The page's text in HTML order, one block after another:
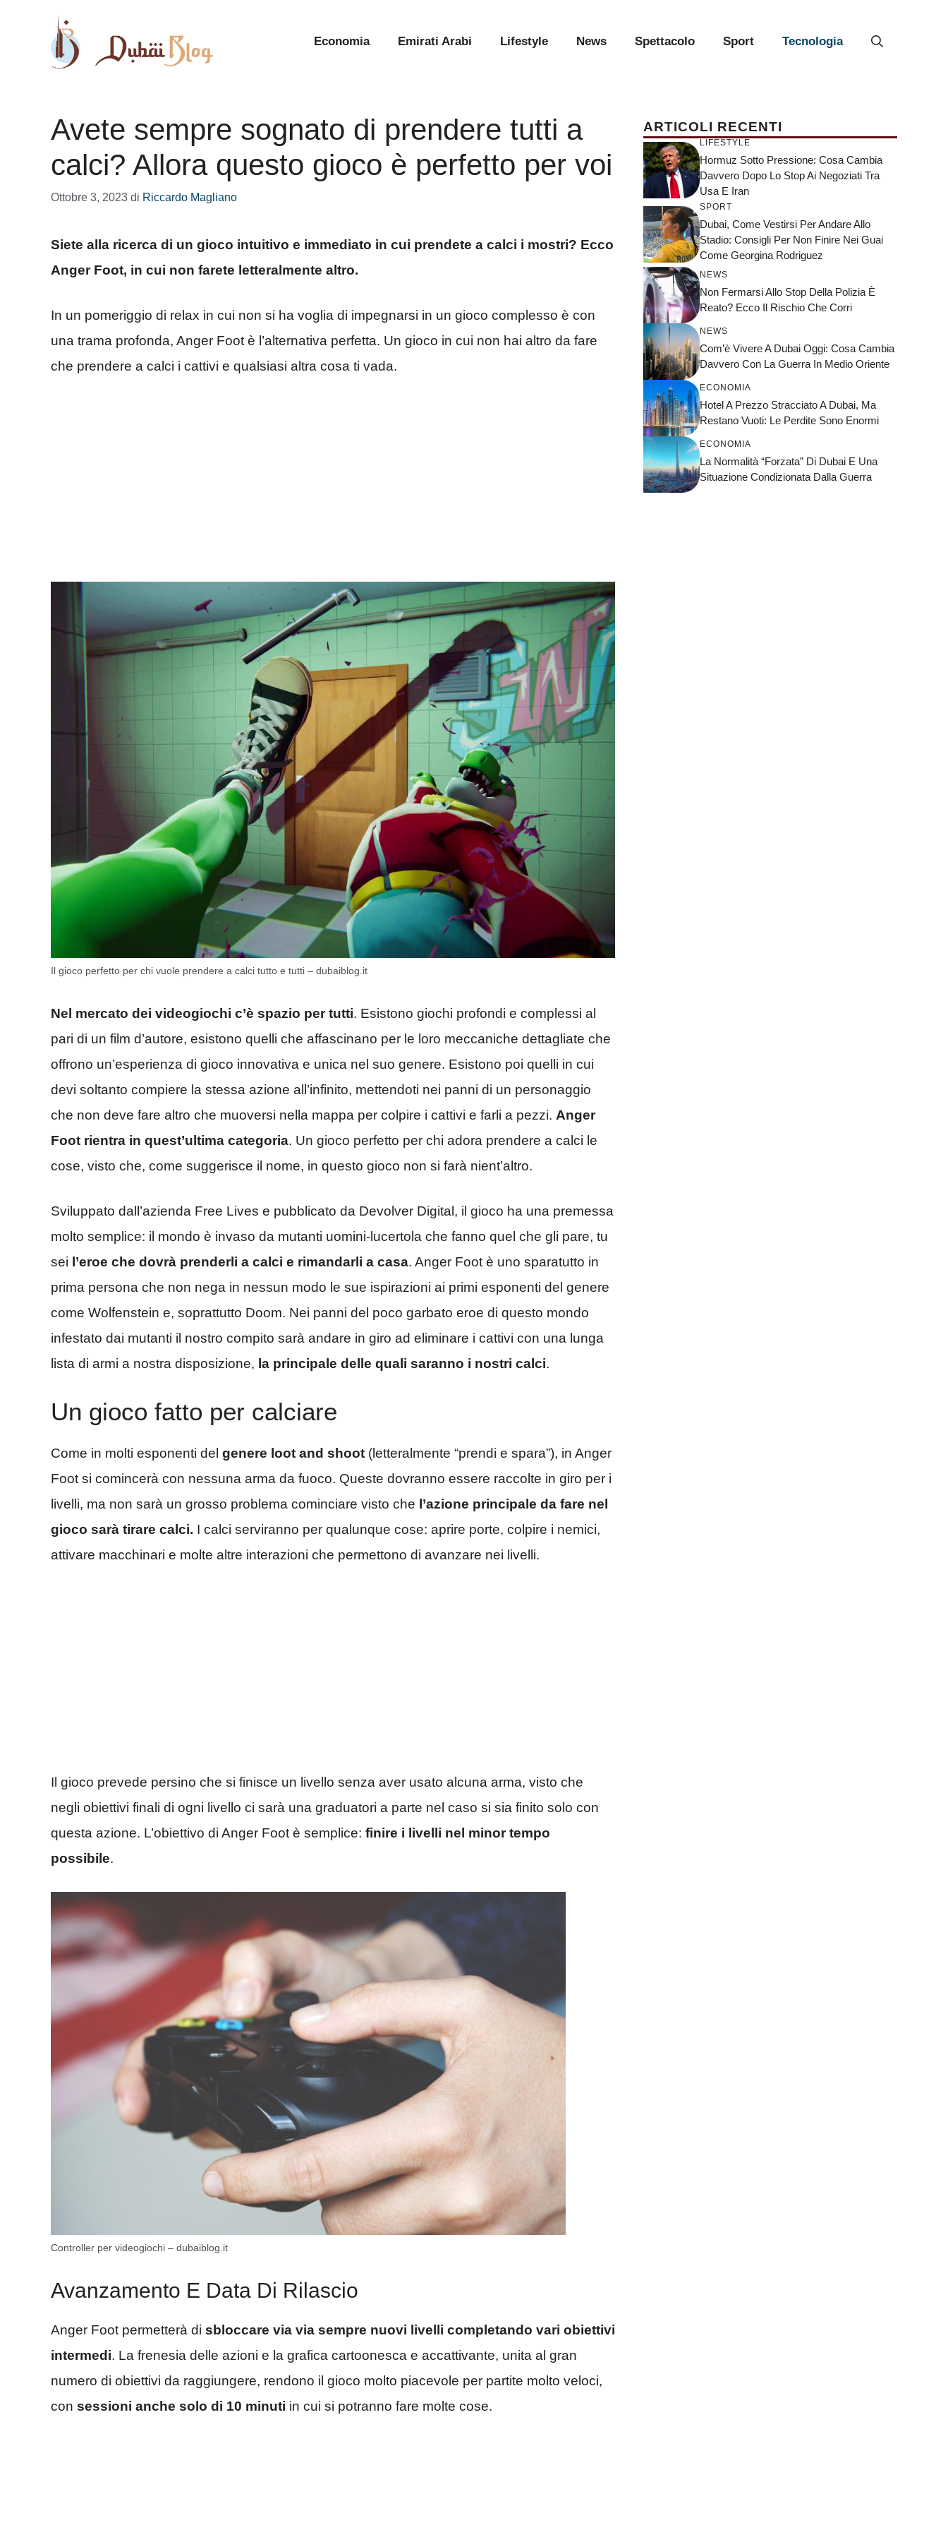
contenuto
Economia Emirati Arabi Lifestyle News Spettacolo Sport Tecnologia
Avete sempre sognato di prendere tutti a
calci? Allora questo gioco è perfetto per voi
Ottobre 3, 2023 di Riccardo Magliano
Siete alla ricerca di un gioco intuitivo e immediato in cui prendete a calci i mostri? Ecco
Anger Foot, in cui non farete letteralmente altro.
In un pomeriggio di relax in cui non si ha voglia di impegnarsi in un gioco complesso è con
una trama profonda, Anger Foot è l’alternativa perfetta. Un gioco in cui non hai altro da fare
che prendere a calci i cattivi e qualsiasi altra cosa ti vada.
Il gioco perfetto per chi vuole prendere a calci tutto e tutti – dubaiblog.it
Nel mercato dei videogiochi c’è spazio per tutti. Esistono giochi profondi e complessi al
pari di un film d’autore, esistono quelli che affascinano per le loro meccaniche dettagliate che
offrono un’esperienza di gioco innovativa e unica nel suo genere. Esistono poi quelli in cui
devi soltanto compiere la stessa azione all’infinito, mettendoti nei panni di un personaggio
che non deve fare altro che muoversi nella mappa per colpire i cattivi e farli a pezzi. Anger
Foot rientra in quest’ultima categoria. Un gioco perfetto per chi adora prendere a calci le
cose, visto che, come suggerisce il nome, in questo gioco non si farà nient’altro.
Sviluppato dall’azienda Free Lives e pubblicato da Devolver Digital, il gioco ha una premessa
molto semplice: il mondo è invaso da mutanti uomini-lucertola che fanno quel che gli pare, tu
sei l’eroe che dovrà prenderli a calci e rimandarli a casa. Anger Foot è uno sparatutto in
prima persona che non nega in nessun modo le sue ispirazioni ai primi esponenti del genere
come Wolfenstein e, soprattutto Doom. Nei panni del poco garbato eroe di questo mondo
infestato dai mutanti il nostro compito sarà andare in giro ad eliminare i cattivi con una lunga
lista di armi a nostra disposizione, la principale delle quali saranno i nostri calci.
Un gioco fatto per calciare
Come in molti esponenti del genere loot and shoot (letteralmente “prendi e spara”), in Anger
Foot si comincerà con nessuna arma da fuoco. Queste dovranno essere raccolte in giro per i
livelli, ma non sarà un grosso problema cominciare visto che l’azione principale da fare nel
gioco sarà tirare calci. I calci serviranno per qualunque cose: aprire porte, colpire i nemici,
attivare macchinari e molte altre interazioni che permettono di avanzare nei livelli.
Il gioco prevede persino che si finisce un livello senza aver usato alcuna arma, visto che
negli obiettivi finali di ogni livello ci sarà una graduatori a parte nel caso si sia finito solo con
questa azione. L’obiettivo di Anger Foot è semplice: finire i livelli nel minor tempo
possibile.
Controller per videogiochi – dubaiblog.it
Avanzamento E Data Di Rilascio
Anger Foot permetterà di sbloccare via via sempre nuovi livelli completando vari obiettivi
intermedi. La frenesia delle azioni e la grafica cartoonesca e accattivante, unita al gran
numero di obiettivi da raggiungere, rendono il gioco molto piacevole per partite molto veloci,
con sessioni anche solo di 10 minuti in cui si potranno fare molte cose.
ARTICOLI RECENTI
LIFESTYLE
Hormuz Sotto Pressione: Cosa Cambia
Davvero Dopo Lo Stop Ai Negoziati Tra
Usa E Iran
SPORT
Dubai, Come Vestirsi Per Andare Allo
Stadio: Consigli Per Non Finire Nei Guai
Come Georgina Rodriguez
NEWS
Non Fermarsi Allo Stop Della Polizia È
Reato? Ecco Il Rischio Che Corri
NEWS
Com’è Vivere A Dubai Oggi: Cosa Cambia
Davvero Con La Guerra In Medio Oriente
ECONOMIA
Hotel A Prezzo Stracciato A Dubai, Ma
Restano Vuoti: Le Perdite Sono Enormi
ECONOMIA
La Normalità “forzata” Di Dubai E Una
Situazione Condizionata Dalla Guerra